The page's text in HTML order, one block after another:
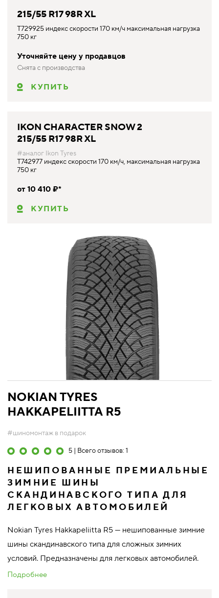
215/55 R17 98R XL
T729925 индекс скорости 170 км/ч максимальная нагрузка
750 кг
Уточняйте цену у продавцов
Снята с производства
КУПИТЬ
IKON CHARACTER SNOW 2
215/55 R17 98R XL
#аналог Ikon Tyres
T742977 индекс скорости 170 км/ч, максимальная нагрузка
750 кг
от 10 410 ₽*
КУПИТЬ
NOKIAN TYRES
HAKKAPELIITTA R5
#шиномонтаж в подарок
5 | Всего отзывов: 1
НЕШИПОВАННЫЕ ПРЕМИАЛЬНЫЕ
ЗИМНИЕ ШИНЫ
СКАНДИНАВСКОГО ТИПА ДЛЯ
ЛЕГКОВЫХ АВТОМОБИЛЕЙ
Nokian Tyres Hakkapeliitta R5 — нешипованные зимние
шины скандинавского типа для сложных зимних
условий. Предназначены для легковых автомобилей.
Подробнее